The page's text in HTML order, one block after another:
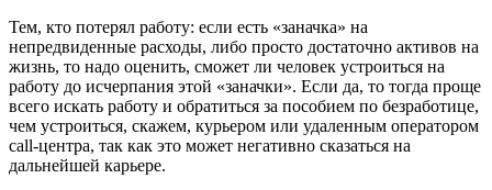
Тем, кто потерял работу: если есть «заначка» на
непредвиденные расходы, либо просто достаточно активов на
жизнь, то надо оценить, сможет ли человек устроиться на
работу до исчерпания этой «заначки». Если да, то тогда проще
всего искать работу и обратиться за пособием по безработице,
чем устроиться, скажем, курьером или удаленным оператором
call-центра, так как это может негативно сказаться на
дальнейшей карьере.